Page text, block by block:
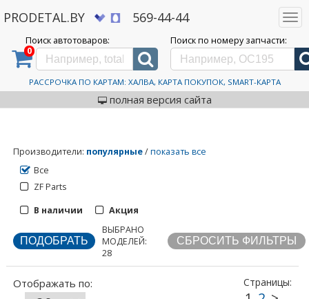
PRODETAL.BY 569-44-44
Поиск автотоваров:
0
Поиск по номеру запчасти:
РАССРОЧКА ПО КАРТАМ: ХАЛВА, КАРТА ПОКУПОК, SMART-КАРТА
полная версия сайта
Дискаунтер автозапчастей PRODETAL.BY > Каталог автотоваров > Сервисный комплект
замены масла АКПП
Сервисный комплект
замены масла АКПП
Производители: популярные/показать все
Все
ZF Parts
В наличии
Акция
ВЫБРАНО
МОДЕЛЕЙ:
28
Отображать по: